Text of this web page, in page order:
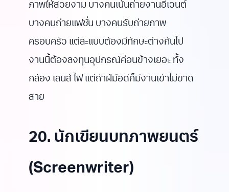
ภาพให้สวยงาม บางคนเน้นถ่ายงานอีเวนต์
บางคนถ่ายแฟชั่น บางคนรับถ่ายภาพ
ครอบครัว แต่ละแบบต้องมีทักษะต่างกันไป
งานนี้ต้องลงทุนอุปกรณ์ค่อนข้างเยอะ ทั้ง
กล้อง เลนส์ ไฟ แต่ถ้าฝีมือดีก็มีงานเข้าไม่ขาด
สาย
20. นักเขียนบทภาพยนตร์
(Screenwriter)